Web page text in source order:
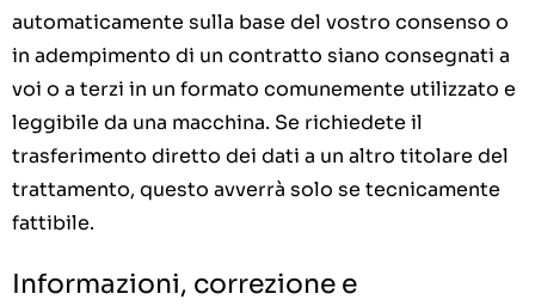
automaticamente sulla base del vostro consenso o
in adempimento di un contratto siano consegnati a
voi o a terzi in un formato comunemente utilizzato e
leggibile da una macchina. Se richiedete il
trasferimento diretto dei dati a un altro titolare del
trattamento, questo avverrà solo se tecnicamente
fattibile.
Informazioni, correzione e